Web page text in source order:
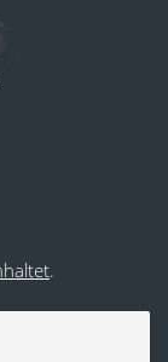
.